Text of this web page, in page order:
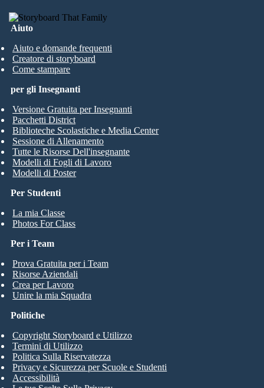
Aiuto
Aiuto e domande frequenti
Creatore di storyboard
Come stampare
Per Studenti
La mia Classe
Photos For Class
per gli Insegnanti
Versione Gratuita per Insegnanti
Pacchetti District
Biblioteche Scolastiche e Media Center
Sessione di Allenamento
Tutte le Risorse Dell'insegnante
Modelli di Fogli di Lavoro
Modelli di Poster
Per i Team
Prova Gratuita per i Team
Risorse Aziendali
Crea per Lavoro
Unire la mia Squadra
Politiche
Copyright Storyboard e Utilizzo
Termini di Utilizzo
Politica Sulla Riservatezza
Privacy e Sicurezza per Scuole e Studenti
Accessibilità